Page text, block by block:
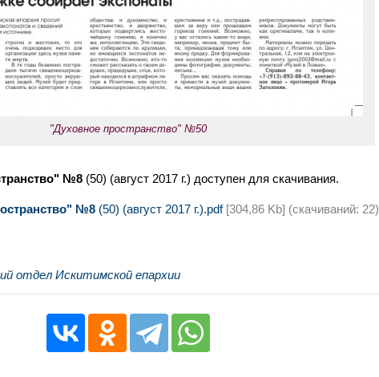
"Духовное пространство" №50
№8(50) (август 2017 г.) доступен для скачивания.
№8(50) (август 2017 г.).pdf[304,86 Kb] (cкачиваний: 22)
отдел Искитимской епархии